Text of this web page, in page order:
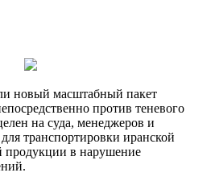
новый масштабный пакет
против теневого
на суда, менеджеров и
транспортировки иранской
продукции в нарушение